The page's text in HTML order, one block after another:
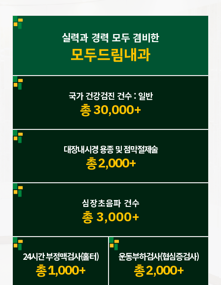
실력과 경력 모두 겸비한
모두드림내과
국가 건강검진 건수 : 일반
총 30,000+
대장내시경 용종 및 점막절제술
총 2,000+
심장초음파 건수
총 3,000+
24시간 부정맥검사(홀터)
총 1,000+
운동부하검사(협심증검사)
총 2,000+